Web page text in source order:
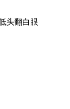
头翻白眼